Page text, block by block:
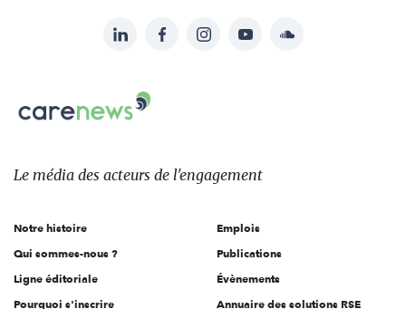
sur:
LinkedInFacebookInstagramYouTubeSoundcloud
Le
des
l'engagement
Le média des acteurs de l'engagement
Notre histoire
Qui sommes-nous ?
Ligne éditoriale
Pourquoi s'inscrire
Emplois
Publications
Évènements
Annuaire des solutions RSE